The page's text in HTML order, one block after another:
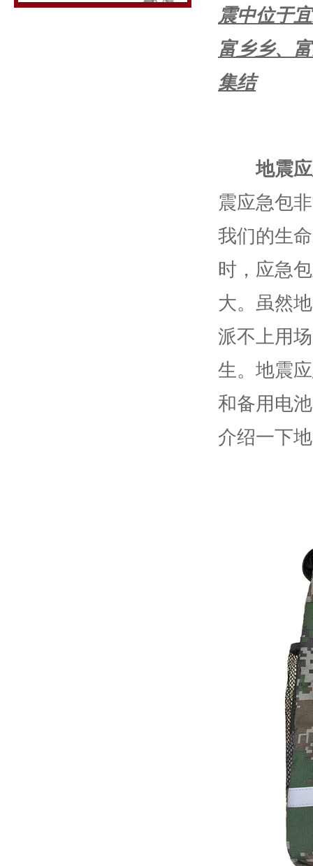
震中位于
富乡乡、
集结
地震
震应急包
我们的生
时，应急
大。虽然
派不上用
生。地震
和备用电
介绍一下